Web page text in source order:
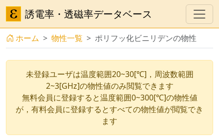
誘電率・透磁率データベース
ホーム 物性一覧 ポリフッ化ビニリデンの物性
未登録ユーザは温度範囲20~30[℃]，周波数範囲
2~3[GHz]の物性値のみ閲覧できます
無料会員に登録すると温度範囲0~300[℃]の物性値
が，有料会員に登録するとすべての物性値が閲覧でき
ます